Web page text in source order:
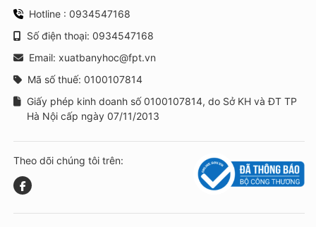
Hotline : 0934547168
Số điện thoại: 0934547168
Email: xuatbanyhoc@fpt.vn
Mã số thuế: 0100107814
Giấy phép kinh doanh số 0100107814, do Sở KH và ĐT TP
Hà Nội cấp ngày 07/11/2013
Theo dõi chúng tôi trên: